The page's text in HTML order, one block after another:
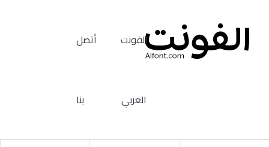
الفونت
العربي
أتصل
بنا